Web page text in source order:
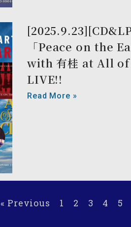
「Peace on the
with 有桂 at All of
LIVE!!
Read More »
« Previous 1 2 3 4 5